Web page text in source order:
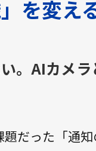
を変え
。AIカメ
だった「通知